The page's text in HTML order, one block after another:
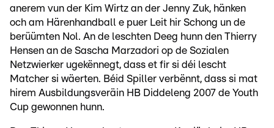
anerem vun der Kim Wirtz an der Jenny Zuk, hänken
och am Härenhandball e puer Leit hir Schong un de
berüümten Nol. An de leschten Deeg hunn den Thierry
Hensen an de Sascha Marzadori op de Sozialen
Netzwierker ugekënnegt, dass et fir si déi lescht
Matcher si wäerten. Béid Spiller verbënnt, dass si mat
hirem Ausbildungsveräin HB Diddeleng 2007 de Youth
Cup gewonnen hunn.